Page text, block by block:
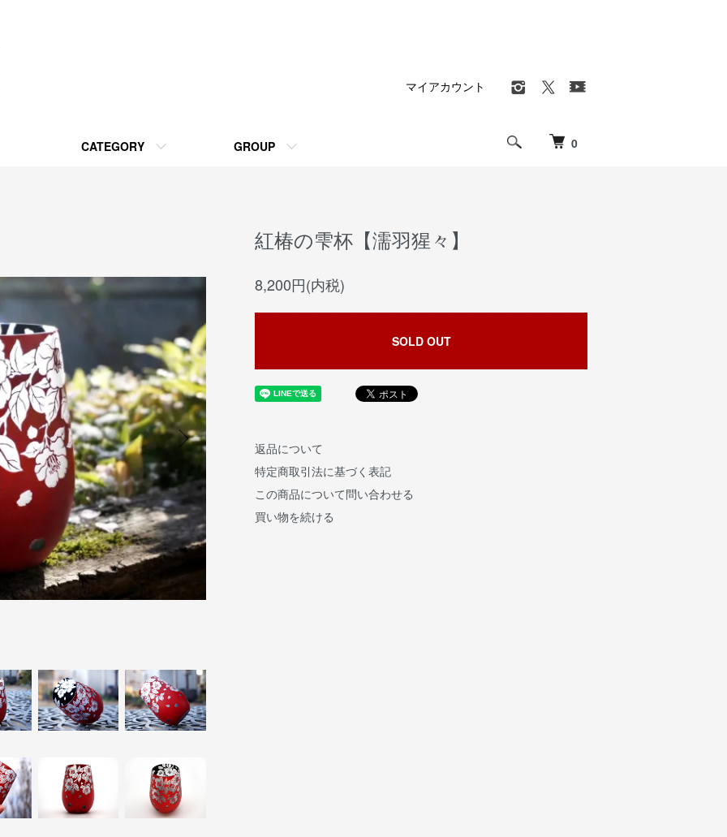
0
CATEGORY GROUP
マイアカウント
紅椿の雫杯【濡羽猩々】
8,200円(内税)
SOLD OUT
返品について
特定商取引法に基づく表記
この商品について問い合わせる
買い物を続ける